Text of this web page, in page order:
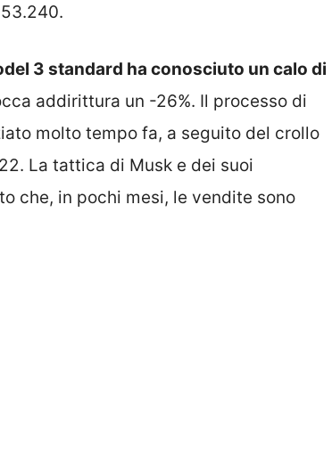
3 standard ha conosciuto un calo di
addirittura un -26%. Il processo di
molto tempo fa, a seguito del crollo
La tattica di Musk e dei suoi
che, in pochi mesi, le vendite sono